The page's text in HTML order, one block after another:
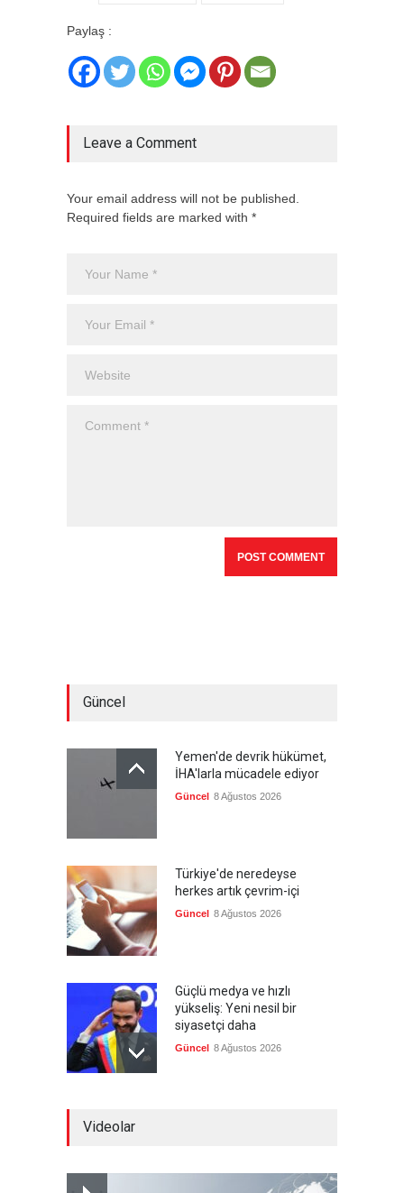
Paylaş :
Leave a Comment
Your email address will not be published.
Required fields are marked with *
Güncel
Yemen'de devrik hükümet,
İHA'larla mücadele ediyor
Güncel 8 Ağustos 2026
Türkiye'de neredeyse
herkes artık çevrim-içi
Güncel 8 Ağustos 2026
Güçlü medya ve hızlı
yükseliş: Yeni nesil bir
siyasetçi daha
Güncel 8 Ağustos 2026
Videolar